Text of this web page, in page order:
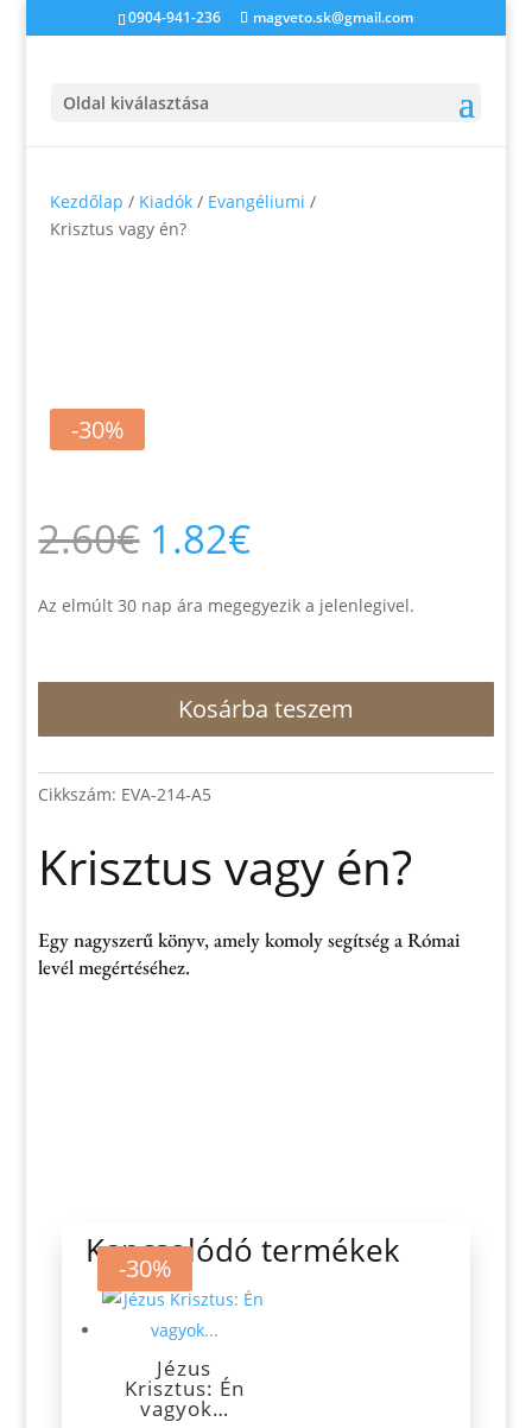
0904-941-236 magveto.sk@gmail.com
Oldal kiválasztása
Kezdőlap / Kiadók / Evangéliumi /
Krisztus vagy én?
-30%
2.60€ Original
price
was:
2.60€.
1.82€Current
is:
1.82€.
Az elmúlt 30 nap ára megegyezik a jelenlegivel.
Krisztus
én?
Kosárba teszem
Cikkszám: EVA-214-A5
Krisztus vagy én?
Egy nagyszerű könyv, amely komoly segítség a Római
levél megértéséhez.
Kapcsolódó termékek
Jézus
Krisztus: Én
vagyok…
-30%
-30%